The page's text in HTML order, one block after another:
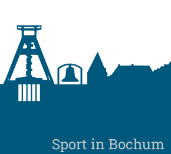
Sport in Bochum